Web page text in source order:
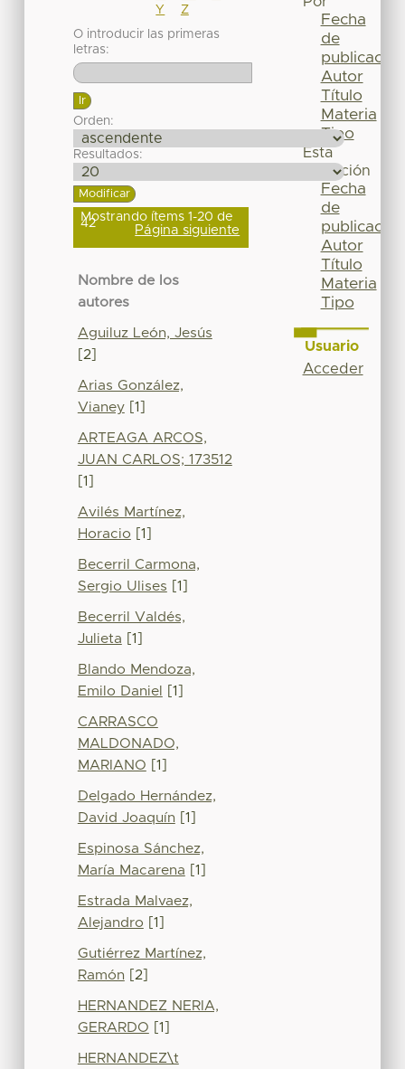
Y
Z
O introducir las primeras
letras:
Orden:
Resultados:
Mostrando ítems 1-20 de
42 Página siguiente
Nombre de los
autores
Aguiluz León, Jesús
[2]
Arias González,
Vianey[1]
ARTEAGA ARCOS,
JUAN CARLOS; 173512
[1]
Avilés Martínez,
Horacio [1]
Becerril Carmona,
Sergio Ulises [1]
Becerril Valdés,
Julieta [1]
Blando Mendoza,
Emilo Daniel
[1]
CARRASCO
MALDONADO,
MARIANO [1]
Delgado Hernández,
David Joaquín [1]
Espinosa Sánchez,
María Macarena [1]
Estrada Malvaez,
Alejandro [1]
Gutiérrez Martínez,
Ramón [2]
HERNANDEZ NERIA,
GERARDO [1]
HERNANDEZ\t
Fecha
de
publicación
Autor
Título
Materia
Tipo
Esta
colección
Fecha
de
publicación
Autor
Título
Materia
Tipo
Usuario
Acceder